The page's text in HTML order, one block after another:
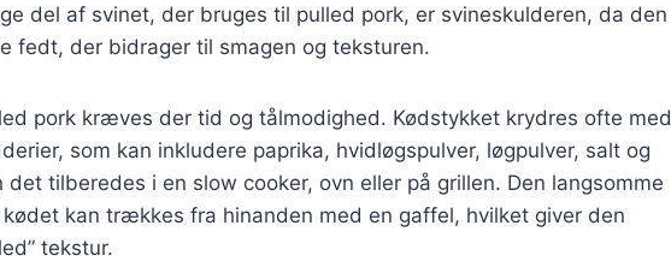
del af svinet, der bruges til pulled pork, er svineskulderen, da den
fedt, der bidrager til smagen og teksturen.
pork kræves der tid og tålmodighed. Kødstykket krydres ofte med
som kan inkludere paprika, hvidløgspulver, løgpulver, salt og
det tilberedes i en slow cooker, ovn eller på grillen. Den langsomme
kan trækkes fra hinanden med en gaffel, hvilket giver den
tekstur.